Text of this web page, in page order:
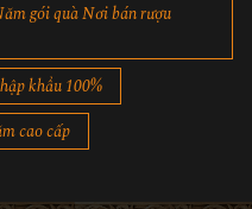
gói quà Nơi bán rượu
khẩu 100%
cao cấp